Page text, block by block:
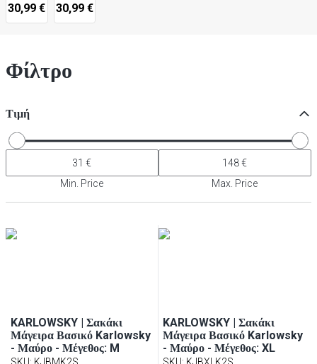
30,99 € 30,99 €
Φίλτρο
Τιμή
Min. Price Max. Price
KARLOWSKY | Σακάκι
Μάγειρα Βασικό Karlowsky
- Μαύρο - Μέγεθος: M
KARLOWSKY | Σακάκι
Μάγειρα Βασικό Karlowsky
- Μαύρο - Μέγεθος: XL